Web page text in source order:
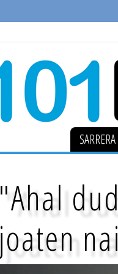
SARRERA
"Ahal
joaten